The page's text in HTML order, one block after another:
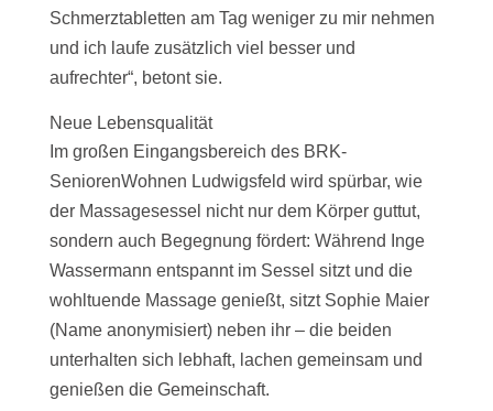
Schmerztabletten am Tag weniger zu mir nehmen
und ich laufe zusätzlich viel besser und
aufrechter“, betont sie.
Neue Lebensqualität
Im großen Eingangsbereich des BRK-
SeniorenWohnen Ludwigsfeld wird spürbar, wie
der Massagesessel nicht nur dem Körper guttut,
sondern auch Begegnung fördert: Während Inge
Wassermann entspannt im Sessel sitzt und die
wohltuende Massage genießt, sitzt Sophie Maier
(Name anonymisiert) neben ihr – die beiden
unterhalten sich lebhaft, lachen gemeinsam und
genießen die Gemeinschaft.